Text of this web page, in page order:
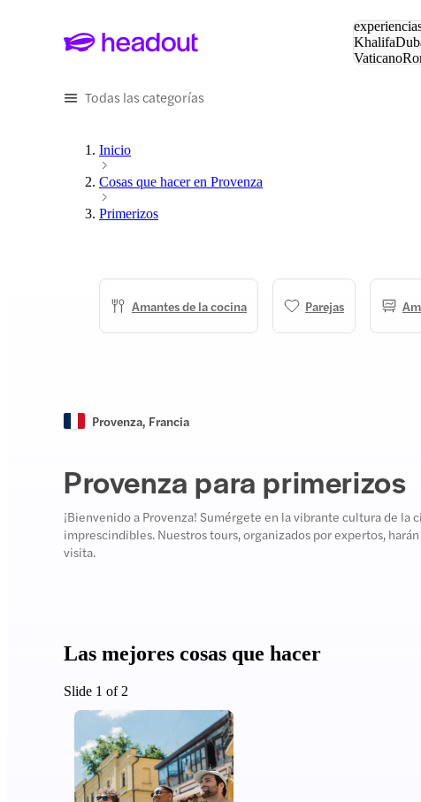
Khalifa
Vaticano
Todas las categorías
Inicio
Cosas que hacer en Provenza
Primerizos
Amantes de la cocina Parejas
Provenza, Francia
Provenza para primerizos
¡Bienvenido a Provenza! Sumérgete en la vibrante cultura de la
imprescindibles. Nuestros tours, organizados por expertos,
visita.
Las mejores cosas que hacer
Slide 1 of 2